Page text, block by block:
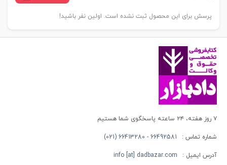
پرسش برای این محصول ثبت نشده است. اولین نفر باشید!
۷ روز هفته، ۲۴ ساعته پاسخگوی شما هستیم
شماره تماس : 66492581 - 66413280 (021)
آدرس ایمیل : info [at] dadbazar.com